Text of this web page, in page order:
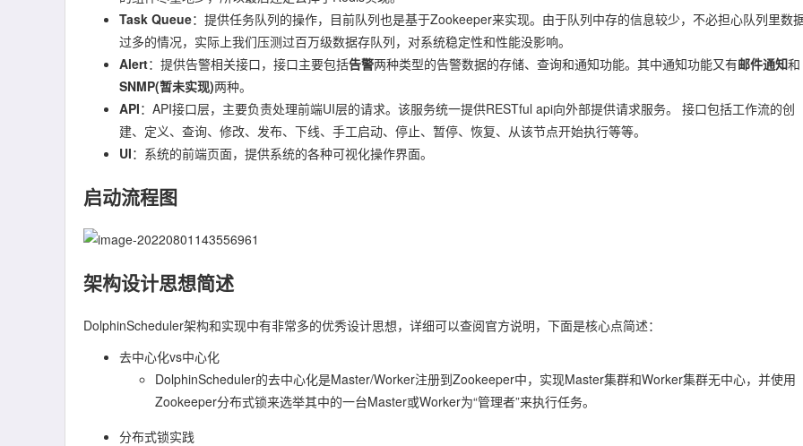
Task Queue：提供任务队列的操作，目前队列也是基于Zookeeper来实现。由于队列中存的信息较少，不必担心队列里数
过多的情况，实际上我们压测过百万级数据存队列，对系统稳定性和性能没影响。
Alert：提供告警相关接口，接口主要包括告警两种类型的告警数据的存储、查询和通知功能。其中通知功能又有邮件通知和
SNMP(暂未实现)两种。
API：API接口层，主要负责处理前端UI层的请求。该服务统一提供RESTful api向外部提供请求服务。 接口包括工作流的创
建、定义、查询、修改、发布、下线、手工启动、停止、暂停、恢复、从该节点开始执行等等。
UI：系统的前端页面，提供系统的各种可视化操作界面。
启动流程图
架构设计思想简述
DolphinScheduler架构和实现中有非常多的优秀设计思想，详细可以查阅官方说明，下面是核心点简述：
去中心化vs中心化
DolphinScheduler的去中心化是Master/Worker注册到Zookeeper中，实现Master集群和Worker集群无中心，并使用
Zookeeper分布式锁来选举其中的一台Master或Worker为“管理者”来执行任务。
分布式锁实践